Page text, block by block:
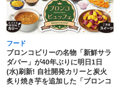
フード
ブロンコビリーの名物「新鮮サラ
ダバー」が40年ぶりに明日1日
(水)刷新! 自社開発カリーと炭火
炙り焼き芋を追加した「ブロンコ